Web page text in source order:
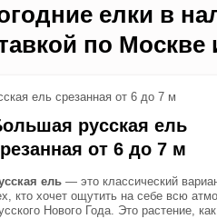
елки в
по Москве
ель срезанная от 6 до 7 м
русская ель
от 6 до 7 м
ель — это классический
кто хочет ощутить на себе всю
Нового Года. Это растение, как